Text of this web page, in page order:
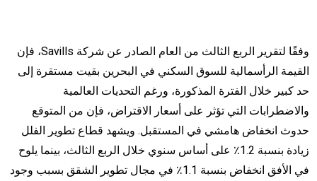
وفقًا لتقرير الربع الثالث من العام الصادر عن شركة Savills، فإن
القيمة الرأسمالية للسوق السكني في البحرين بقيت مستقرة إلى
حد كبير خلال الفترة المذكورة، ورغم التحديات العالمية
والاضطرابات التي تؤثر على أسعار الاقتراض، فإن من المتوقع
حدوث انخفاض هامشي في المستقبل. ويشهد قطاع تطوير الفلل
زيادة بنسبة 1.2٪ على أساس سنوي خلال الربع الثالث، بينما يلوح
في الأفق انخفاض بنسبة 1.1٪ في مجال تطوير الشقق بسبب وجود